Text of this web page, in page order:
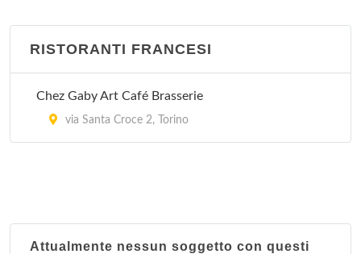
RISTORANTI FRANCESI
Chez Gaby Art Café Brasserie
via Santa Croce 2, Torino
Attualmente nessun soggetto con questi